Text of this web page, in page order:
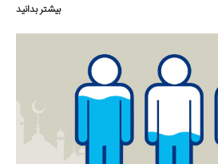
بیشتر بدانید